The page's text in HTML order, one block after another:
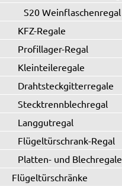
S20 Weinflaschenregal
KFZ-Regale
Profillager-Regal
Kleinteileregale
Drahtsteckgitterregale
Stecktrennblechregal
Langgutregal
Flügeltürschrank-Regal
Platten- und Blechregale
Flügeltürschränke